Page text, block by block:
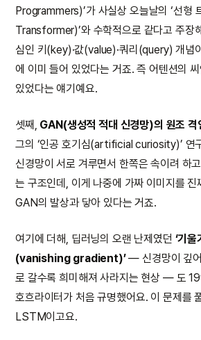
Programmers)’가 사실상 오늘날의 ‘선형
Transformer)’와 수학적으로 같다고 주장
심인 키(key)·값(value)·쿼리(query) 개념
에 이미 들어 있었다는 거죠. 즉 어텐션의
있었다는 얘기예요.
셋째, GAN(생성적 적대 신경망)의 원조 격
그의 ‘인공 호기심(artificial curiosity)’ 연
신경망이 서로 겨루면서 한쪽은 속이려 하
는 구조인데, 이게 나중에 가짜 이미지를 진
GAN의 발상과 닿아 있다는 거죠.
여기에 더해, 딥러닝의 오랜 난제였던 ‘기울
(vanishing gradient)’— 신경망이 깊어
로 갈수록 희미해져 사라지는 현상 — 도
호흐라이터가 처음 규명했어요. 이 문제를
LSTM이고요.